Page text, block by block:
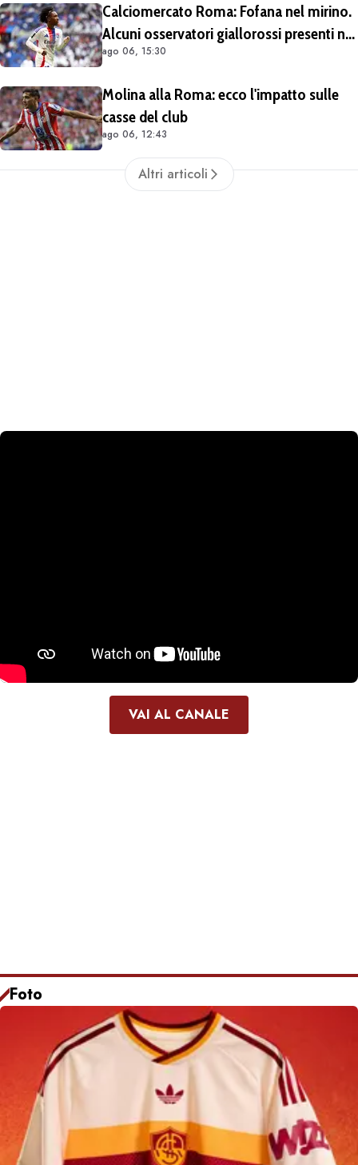
Calciomercato Roma: Fofana nel mirino.
Alcuni osservatori giallorossi presenti nel
match di Champions con il Lione
ago 06, 15:30
Molina alla Roma: ecco l'impatto sulle
casse del club
ago 06, 12:43
Altri articoli
VAI AL CANALE
Foto